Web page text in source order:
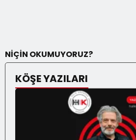
NİÇİN OKUMUYORUZ?
KÖŞE YAZILARI